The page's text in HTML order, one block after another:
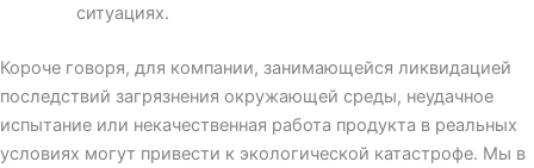
ситуациях.
Короче говоря, для компании, занимающейся ликвидацией
последствий загрязнения окружающей среды, неудачное
испытание или некачественная работа продукта в реальных
условиях могут привести к экологической катастрофе. Мы в